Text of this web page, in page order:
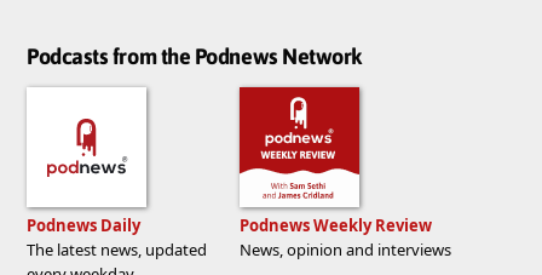
Podcasts from the Podnews Network
Podnews Daily
The latest news, updated
Podnews Weekly Review
News, opinion and interviews